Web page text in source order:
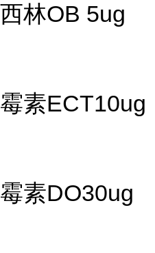
林OB 5ug
素ECT10ug
素DO30ug